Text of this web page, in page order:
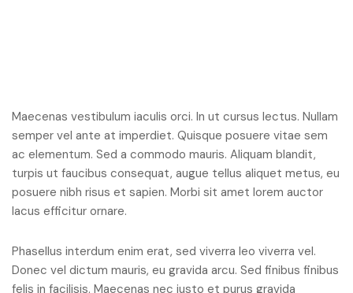
Maecenas vestibulum iaculis orci. In ut cursus lectus. Nullam
semper vel ante at imperdiet. Quisque posuere vitae sem
ac elementum. Sed a commodo mauris. Aliquam blandit,
turpis ut faucibus consequat, augue tellus aliquet metus, eu
posuere nibh risus et sapien. Morbi sit amet lorem auctor
lacus efficitur ornare.
Phasellus interdum enim erat, sed viverra leo viverra vel.
Donec vel dictum mauris, eu gravida arcu. Sed finibus finibus
felis in facilisis. Maecenas nec justo et purus gravida